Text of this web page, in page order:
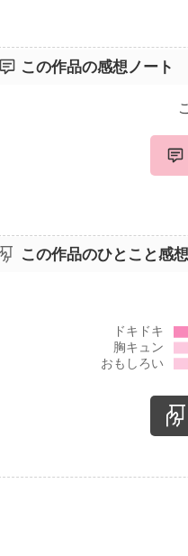
この作品の感想ノート
この作品のひとこと感想